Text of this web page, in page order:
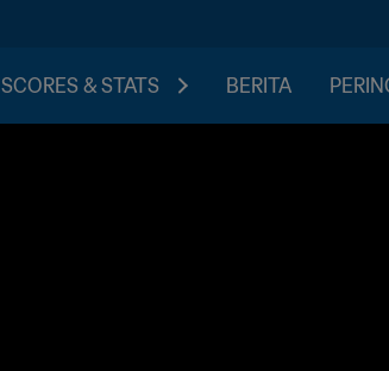
SCORES & STATS BERITA